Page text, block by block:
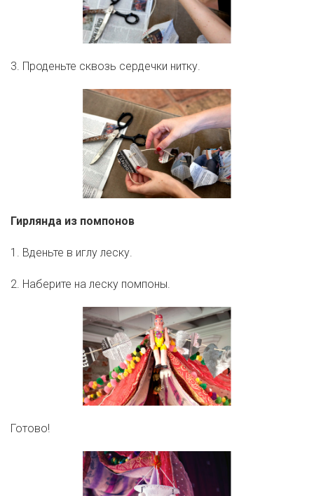
3. Проденьте сквозь сердечки нитку.
Гирлянда из помпонов
1. Вденьте в иглу леску.
2. Наберите на леску помпоны.
Готово!